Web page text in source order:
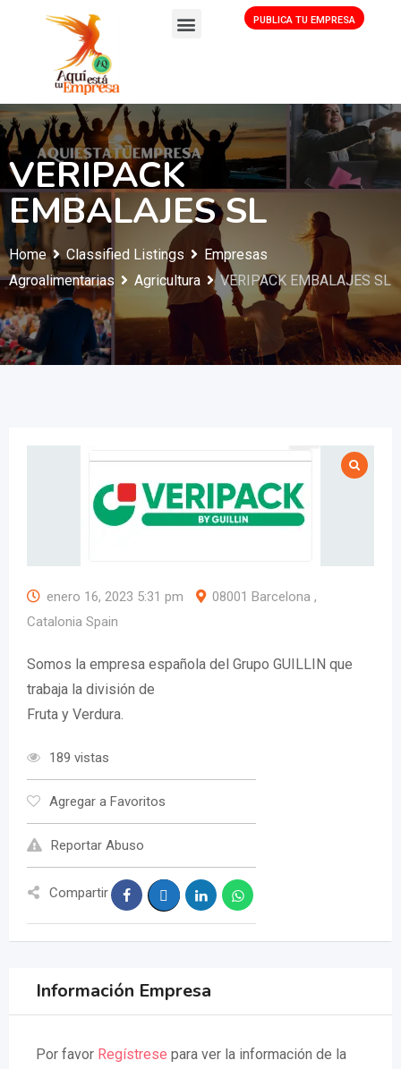
PUBLICA TU EMPRESA
VERIPACK
EMBALAJES SL
Home Classified Listings
Empresas
Agroalimentarias
Agricultura VERIPACK EMBALAJES SL
enero 16, 2023 5:31 pm
08001 Barcelona ,
Catalonia Spain
Somos la empresa española del Grupo GUILLIN que
trabaja la división de
Fruta y Verdura.
189 vistas
Agregar a Favoritos
Reportar Abuso
Compartir
Información Empresa
Por favor Regístrese para ver la información de la